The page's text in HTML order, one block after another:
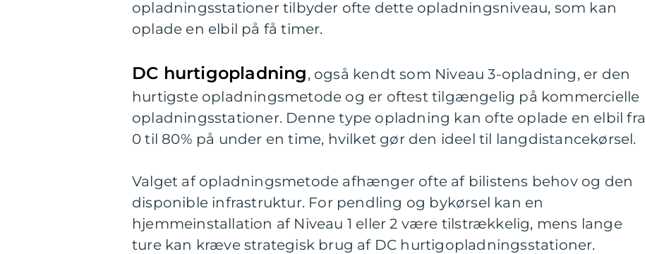
opladningsstationer tilbyder ofte dette opladningsniveau, som kan
oplade en elbil på få timer.
DC hurtigopladning, også kendt som Niveau 3-opladning, er den
hurtigste opladningsmetode og er oftest tilgængelig på kommercielle
opladningsstationer. Denne type opladning kan ofte oplade en elbil fra
0 til 80% på under en time, hvilket gør den ideel til langdistancekørsel.
Valget af opladningsmetode afhænger ofte af bilistens behov og den
disponible infrastruktur. For pendling og bykørsel kan en
hjemmeinstallation af Niveau 1 eller 2 være tilstrækkelig, mens lange
ture kan kræve strategisk brug af DC hurtigopladningsstationer.